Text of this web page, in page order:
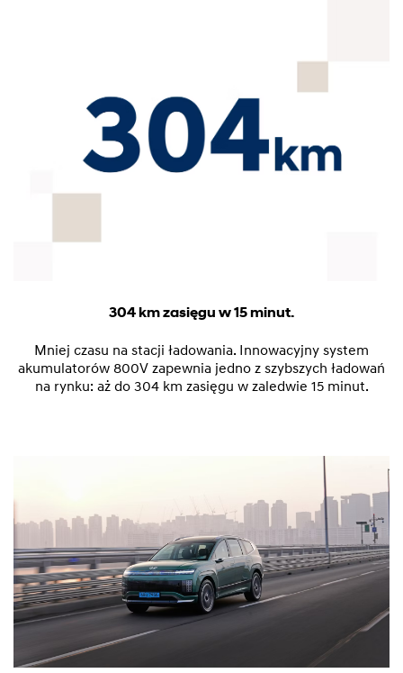
304 km zasięgu w 15 minut.
Mniej czasu na stacji ładowania. Innowacyjny system
akumulatorów 800V zapewnia jedno z szybszych ładowań
na rynku: aż do 304 km zasięgu w zaledwie 15 minut.